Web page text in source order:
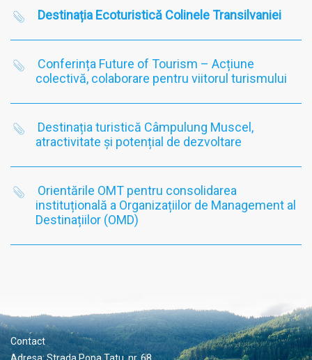
Destinația Ecoturistică Colinele Transilvaniei
Conferința Future of Tourism – Acțiune
colectivă, colaborare pentru viitorul turismului
Destinația turistică Câmpulung Muscel,
atractivitate și potențial de dezvoltare
Orientările OMT pentru consolidarea
instituțională a Organizațiilor de Management al
Destinațiilor (OMD)
Contact